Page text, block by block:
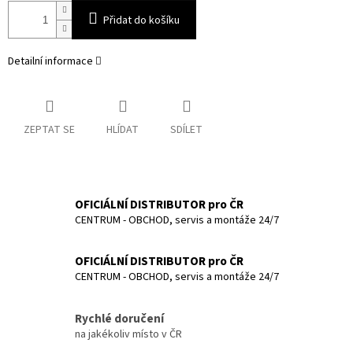
Přidat do košíku
Detailní informace
ZEPTAT SE HLÍDAT SDÍLET
OFICIÁLNÍ DISTRIBUTOR pro ČR
CENTRUM - OBCHOD, servis a montáže 24/7
OFICIÁLNÍ DISTRIBUTOR pro ČR
CENTRUM - OBCHOD, servis a montáže 24/7
Rychlé doručení
na jakékoliv místo v ČR